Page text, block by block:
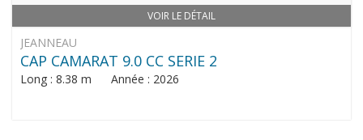
VOIR LE DÉTAIL
JEANNEAU
CAP CAMARAT 9.0 CC SERIE 2
Long : 8.38 m Année : 2026